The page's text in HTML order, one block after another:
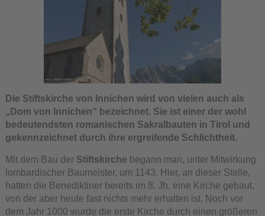
Die Stiftskirche von Innichen wird von vielen auch als
„Dom von Innichen“ bezeichnet. Sie ist einer der wohl
bedeutendsten romanischen Sakralbauten in Tirol und
gekennzeichnet durch ihre ergreifende Schlichtheit.
Mit dem Bau der Stiftskirche begann man, unter Mitwirkung
lombardischer Baumeister, um 1143. Hier, an dieser Stelle,
hatten die Benediktiner bereits im 8. Jh. eine Kirche gebaut,
von der aber heute fast nichts mehr erhalten ist. Noch vor
dem Jahr 1000 wurde die erste Kirche durch einen größeren